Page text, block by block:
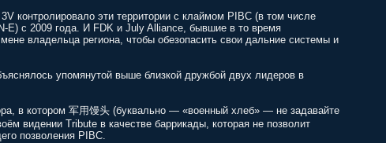
контролировало эти территории с клаймом PIBC (в том числе
E) с 2009 года. И FDK и July Alliance, бывшие в то время
владельца региона, чтобы обезопасить свои дальние системы и
упомянутой выше близкой дружбой двух лидеров в
в котором 军用馒头 (буквально — «военный хлеб» — не задавайте
видении Tribute в качестве баррикады, которая не позволит
позволения PIBC.